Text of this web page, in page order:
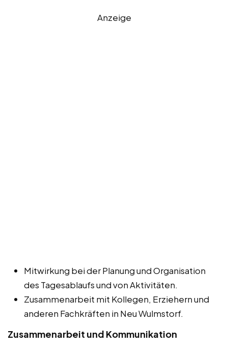
Anzeige
Mitwirkung bei der Planung und Organisation
des Tagesablaufs und von Aktivitäten.
Zusammenarbeit mit Kollegen, Erziehern und
anderen Fachkräften in Neu Wulmstorf.
Zusammenarbeit und Kommunikation